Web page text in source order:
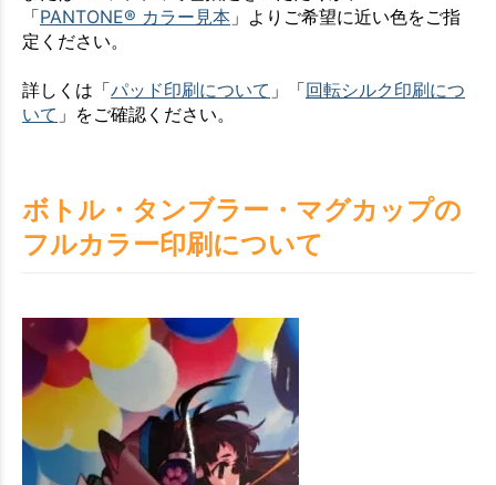
「PANTONE® カラー見本 」よりご希望に近い色をご指
定ください。
詳しくは「パッド印刷について 」「回転シルク印刷につ
いて 」をご確認ください。
ボトル・タンブラー・マグカップの
フルカラー印刷について